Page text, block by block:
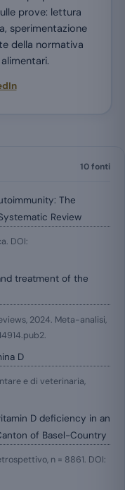
prove: lettura
sperimentazione
della normativa
10 fonti
The
Review
DOI:
treatment of the
2024. Meta-analisi,
D
e di veterinaria,
D deficiency in an
of Basel-Country
n = 8861. DOI: